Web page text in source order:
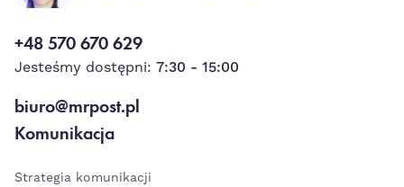
+48 570 670 629
Jesteśmy dostępni: 7:30 - 15:00
biuro@mrpost.pl
Komunikacja
Strategia komunikacji